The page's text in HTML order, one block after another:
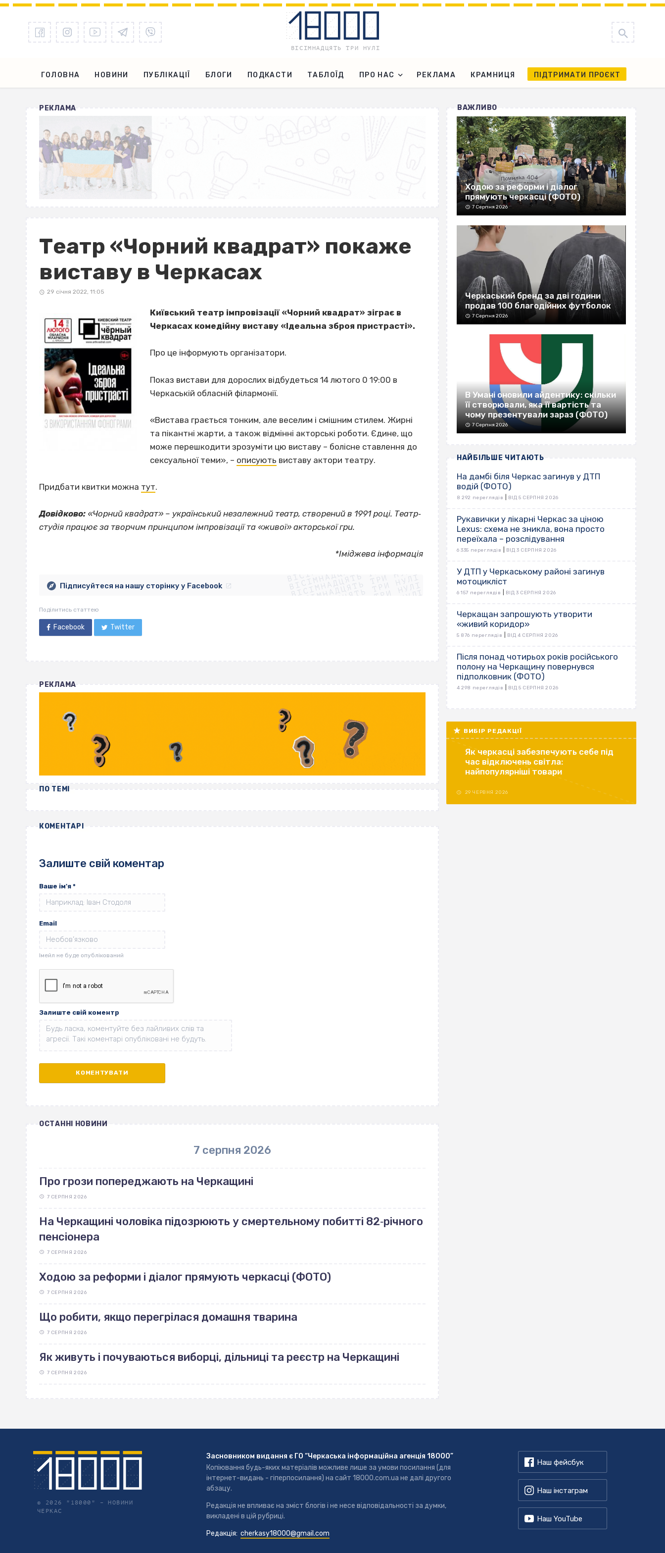
ГОЛОВНА НОВИНИ ПУБЛІКАЦІЇ БЛОГИ ПОДКАСТИ ТАБЛОЇД ПРО НАС РЕКЛАМА КРАМНИЦЯ ПІДТРИМАТИ ПРОЄКТ
РЕКЛАМА
Театр «Чорний квадрат» покаже
виставу в Черкасах
29 січня 2022, 11:05
Київський театр імпровізації «Чорний квадрат» зіграє в
Черкасах комедійну виставу «Ідеальна зброя пристрасті».
Про це інформують організатори.
Показ вистави для дорослих відбудеться 14 лютого 0 19:00 в
Черкаській обласній філармонії.
«Вистава грається тонким, але веселим і смішним стилем. Жирні
та пікантні жарти, а також відмінні акторські роботи. Єдине, що
може перешкодити зрозуміти цю виставу – болісне ставлення до
сексуальної теми», – описують виставу актори театру.
Придбати квитки можна тут.
Довідково: «Чорний квадрат» – український незалежний театр, створений в 1991 році. Театр‐
студія працює за творчим принципом імпровізації та «живої» акторської гри.
*Іміджева інформація
ВІСІМНАДЦЯТЬ ТРИ НУЛІ
ВІСІМНАДЦЯТЬ ТРИ НУЛІ
ВІСІМНАДЦЯТЬ ТРИ НУЛІ
ВІСІМНАДЦЯТЬ ТРИ НУЛІ
ВІСІМНАДЦЯТЬ ТРИ НУЛІ
ВІСІМНАДЦЯТЬ ТРИ НУЛІ
ВІСІМНАДЦЯТЬ ТРИ НУЛІ
Підписуйтеся на нашу сторінку у Facebook
Поділитись статтею
Facebook Twitter
РЕКЛАМА
ПО ТЕМІ
КОМЕНТАРІ
Залиште свій коментар
Ваше ім'я *
Email
Залиште свій коментр
ОСТАННІ НОВИНИ
7 серпня 2026
Про грози попереджають на Черкащині
7 СЕРПНЯ 2026
На Черкащині чоловіка підозрюють у смертельному побитті 82‐річного
пенсіонера
7 СЕРПНЯ 2026
Ходою за реформи і діалог прямують черкасці (ФОТО)
7 СЕРПНЯ 2026
Що робити, якщо перегрілася домашня тварина
7 СЕРПНЯ 2026
Як живуть і почуваються виборці, дільниці та реєстр на Черкащині
7 СЕРПНЯ 2026
ВАЖЛИВО
Ходою за реформи і діалог
прямують черкасці (ФОТО)
7 Серпня 2026
Черкаський бренд за дві години
продав 100 благодійних футболок
7 Серпня 2026
В Умані оновили айдентику: скільки
її створювали, яка її вартість та
чому презентували зараз (ФОТО)
7 Серпня 2026
НАЙБІЛЬШЕ ЧИТАЮТЬ
На дамбі біля Черкас загинув у ДТП
водій (ФОТО)
8 292 переглядів ВІД 5 СЕРПНЯ 2026
Рукавички у лікарні Черкас за ціною
Lexus: схема не зникла, вона просто
переїхала – розслідування
6 335 переглядів ВІД 3 СЕРПНЯ 2026
У ДТП у Черкаському районі загинув
мотоцикліст
6 157 переглядів ВІД 3 СЕРПНЯ 2026
Черкащан запрошують утворити
«живий коридор»
5 876 переглядів ВІД 4 СЕРПНЯ 2026
Після понад чотирьох років російського
полону на Черкащину повернувся
підполковник (ФОТО)
4 298 переглядів ВІД 5 СЕРПНЯ 2026
ВИБІР РЕДАКЦІЇ
Як черкасці забезпечують себе під
час відключень світла:
найпопулярніші товари
29 ЧЕРВНЯ 2026
© 2026 "18000" –НОВИНИ
ЧЕРКАС
Засновником видання є ГО “Черкаська інформаційна агенція 18000”
Копіювання будь-яких матеріалів можливе лише за умови посилання (для
інтернет-видань - гіперпосилання) на сайт 18000.com.ua не далі другого
абзацу.
Редакція не впливає на зміст блогів і не несе відповідальності за думки,
викладені в цій рубриці.
Редакція: cherkasy18000@gmail.com
Наш фейсбук
Наш інстаграм
Наш YouTube